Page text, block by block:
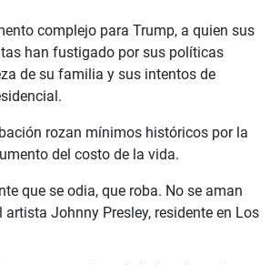
complejo para Trump, a quien sus
han fustigado por sus políticas
de su familia y sus intentos de
rozan mínimos históricos por la
del costo de la vida.
que se odia, que roba. No se aman
artista Johnny Presley, residente en Los